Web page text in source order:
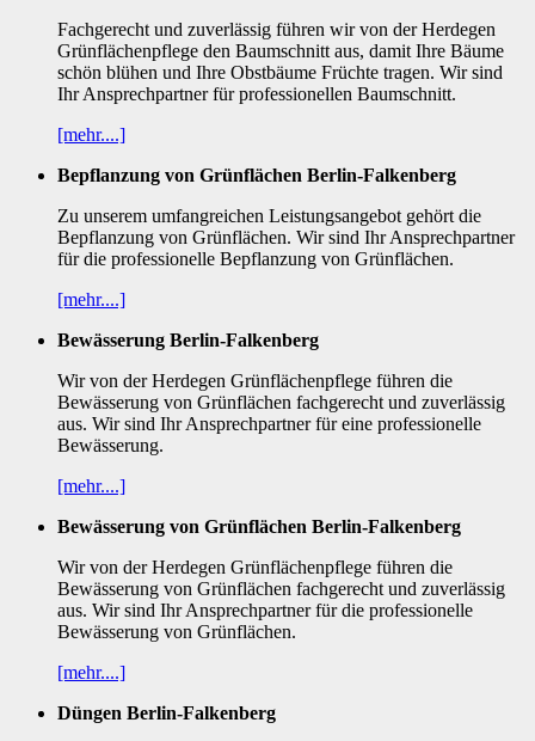
Fachgerecht und zuverlässig führen wir von der Herdegen
Grünflächenpflege den Baumschnitt aus, damit Ihre Bäume
schön blühen und Ihre Obstbäume Früchte tragen. Wir sind
Ihr Ansprechpartner für professionellen Baumschnitt.
[mehr....]
Bepflanzung von Grünflächen Berlin-Falkenberg
Zu unserem umfangreichen Leistungsangebot gehört die
Bepflanzung von Grünflächen. Wir sind Ihr Ansprechpartner
für die professionelle Bepflanzung von Grünflächen.
[mehr....]
Bewässerung Berlin-Falkenberg
Wir von der Herdegen Grünflächenpflege führen die
Bewässerung von Grünflächen fachgerecht und zuverlässig
aus. Wir sind Ihr Ansprechpartner für eine professionelle
Bewässerung.
[mehr....]
Bewässerung von Grünflächen Berlin-Falkenberg
Wir von der Herdegen Grünflächenpflege führen die
Bewässerung von Grünflächen fachgerecht und zuverlässig
aus. Wir sind Ihr Ansprechpartner für die professionelle
Bewässerung von Grünflächen.
[mehr....]
Düngen Berlin-Falkenberg